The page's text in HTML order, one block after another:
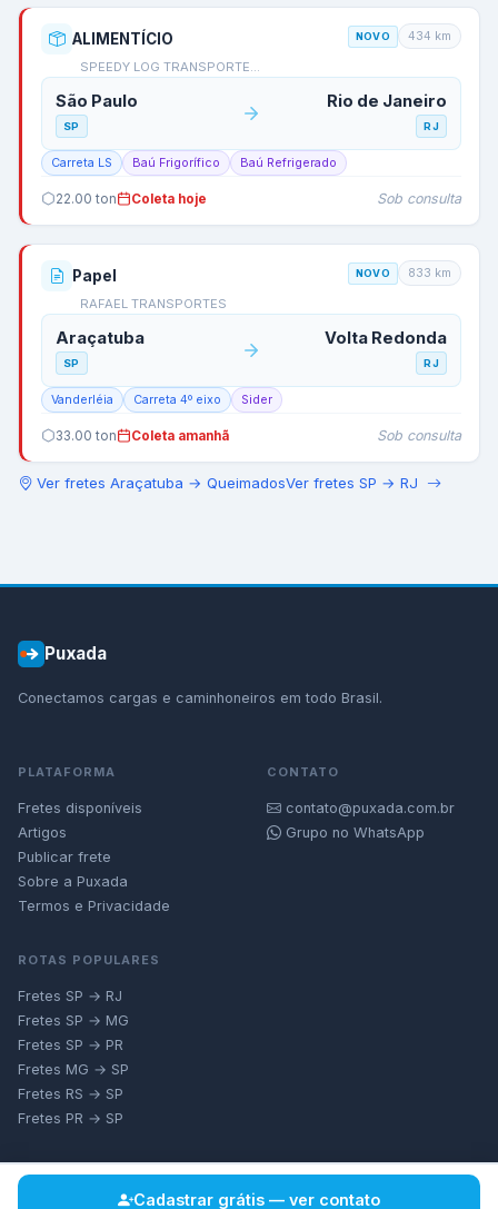
ALIMENTÍCIO
SPEEDY LOG TRANSPORTE…
NOVO 434 km
São Paulo
SP
Rio de Janeiro
RJ
Carreta LS Baú Frigorífico Baú Refrigerado
22.00 ton Coleta hoje Sob consulta
Papel
RAFAEL TRANSPORTES
NOVO 833 km
Araçatuba
SP
Volta Redonda
RJ
Vanderléia Carreta 4º eixo Sider
33.00 ton Coleta amanhã Sob consulta
Ver fretes Araçatuba → QueimadosVer fretes SP → RJ
Cadastrar grátis — ver contato
Puxada
Conectamos cargas e caminhoneiros em todo Brasil.
PLATAFORMA
Fretes disponíveis
Artigos
Publicar frete
Sobre a Puxada
Termos e Privacidade
CONTATO
contato@puxada.com.br
Grupo no WhatsApp
ROTAS POPULARES
Fretes SP → RJ
Fretes SP → MG
Fretes SP → PR
Fretes MG → SP
Fretes RS → SP
Fretes PR → SP